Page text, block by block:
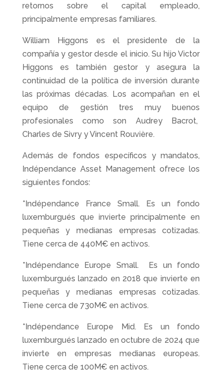
retornos sobre el capital empleado,
principalmente empresas familiares.
William Higgons es el presidente de la
compañía y gestor desde el inicio. Su hijo Victor
Higgons es también gestor y asegura la
continuidad de la política de inversión durante
las próximas décadas. Los acompañan en el
equipo de gestión tres muy buenos
profesionales como son Audrey Bacrot,
Charles de Sivry y Vincent Rouvière.
Además de fondos específicos y mandatos,
Indépendance Asset Management ofrece los
siguientes fondos:
*Indépendance France Small. Es un fondo
luxemburgués que invierte principalmente en
pequeñas y medianas empresas cotizadas.
Tiene cerca de 440M€ en activos.
*Indépendance Europe Small. Es un fondo
luxemburgués lanzado en 2018 que invierte en
pequeñas y medianas empresas cotizadas.
Tiene cerca de 730M€ en activos.
*Indépendance Europe Mid. Es un fondo
luxemburgués lanzado en octubre de 2024 que
invierte en empresas medianas europeas.
Tiene cerca de 100M€ en activos.